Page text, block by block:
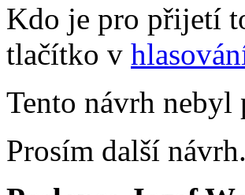
Kdo je pro přijetí
tlačítko v
Tento návrh
Prosím další návrh.